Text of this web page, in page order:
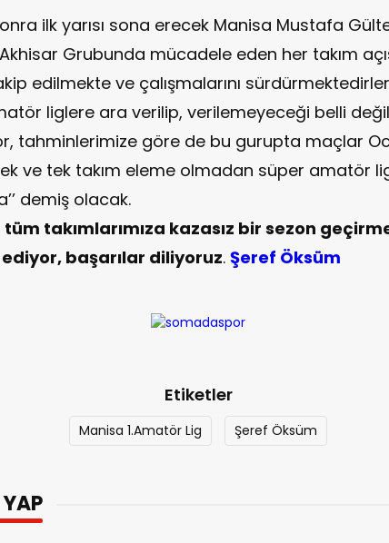
ilk yarısı sona erecek Manisa Mustafa
Grubunda mücadele eden her takım
edilmekte ve çalışmalarını
liglere ara verilip, verilemeyeceği belli
tahminlerimize göre de bu gurupta maçlar
ve tek takım eleme olmadan süper amatör
demiş olacak.
takımlarımıza kazasız bir sezon
başarılar diliyoruz. Şeref Öksüm
Etiketler
Manisa 1.Amatör Lig Şeref Öksüm